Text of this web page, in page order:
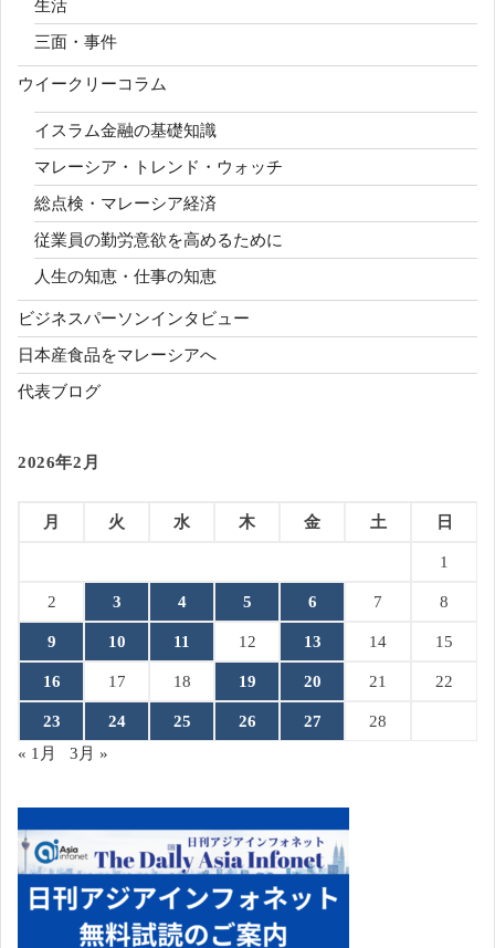
生活
三面・事件
ウイークリーコラム
イスラム金融の基礎知識
マレーシア・トレンド・ウォッチ
総点検・マレーシア経済
従業員の勤労意欲を高めるために
人生の知恵・仕事の知恵
ビジネスパーソンインタビュー
日本産食品をマレーシアへ
代表ブログ
2026年2月
月 火 水 木 金 土 日
1
2 3 4 5 6 7 8
9 10 11 12 13 14 15
16 17 18 19 20 21 22
23 24 25 26 27
28
« 1月
3月 »